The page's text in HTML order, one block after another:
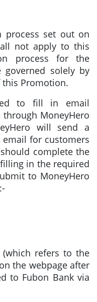
process set out on
not apply to this
process for the
governed solely by
Promotion.
to fill in email
MoneyHero
will send a
for customers
complete the
in the required
to MoneyHero
refers to the
the webpage after
to Fubon Bank via